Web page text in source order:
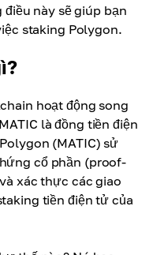
này sẽ giúp bạn
staking Polygon.
hoạt động song
là đồng tiền điện
(MATIC) sử
cổ phần (proof-
xác thực các giao
tiền điện tử của